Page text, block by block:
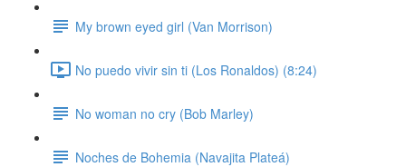
My brown eyed girl (Van Morrison)
No puedo vivir sin ti (Los Ronaldos) (8:24)
No woman no cry (Bob Marley)
Noches de Bohemia (Navajita Plateá)